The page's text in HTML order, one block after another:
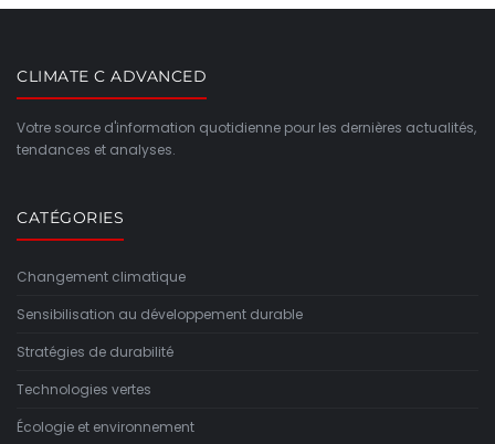
CLIMATE C ADVANCED
Votre source d'information quotidienne pour les dernières actualités,
tendances et analyses.
CATÉGORIES
Changement climatique
Sensibilisation au développement durable
Stratégies de durabilité
Technologies vertes
Écologie et environnement